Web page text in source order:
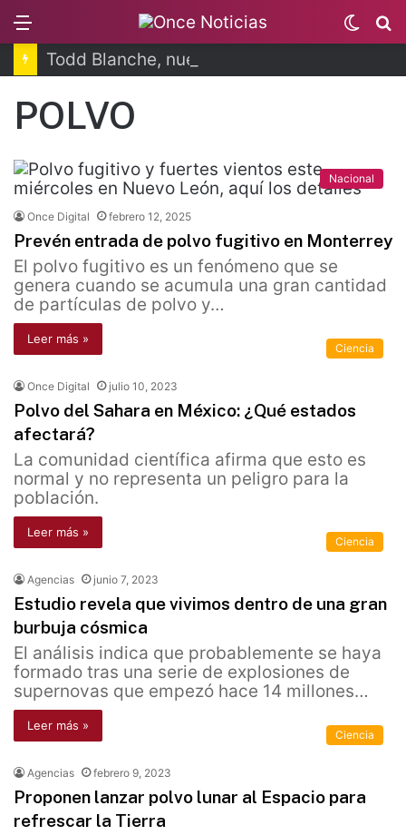
Switch
skin
POLVO
Nacional
Once Digital febrero 12, 2025
Prevén entrada de polvo fugitivo en Monterrey
El polvo fugitivo es un fenómeno que se
genera cuando se acumula una gran cantidad
de partículas de polvo y…
Leer más »
Ciencia
Once Digital julio 10, 2023
Polvo del Sahara en México: ¿Qué estados
afectará?
La comunidad científica afirma que esto es
normal y no representa un peligro para la
población.
Leer más »
Ciencia
Agencias junio 7, 2023
Estudio revela que vivimos dentro de una gran
burbuja cósmica
El análisis indica que probablemente se haya
formado tras una serie de explosiones de
supernovas que empezó hace 14 millones…
Leer más »
Ciencia
Agencias febrero 9, 2023
Proponen lanzar polvo lunar al Espacio para
refrescar la Tierra